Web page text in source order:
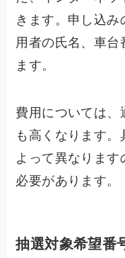
きます。申し込
用者の氏名、車台
ます。
費用については、
も高くなります
よって異なります
必要があります。
抽選対象希望番